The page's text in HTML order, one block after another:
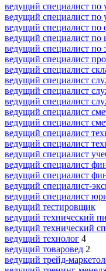
ведущий специалист по
ведущий специалист по
ведущий специалист
ведущий специалист по
ведущий специалист по
ведущий специалист
ведущий специалист
ведущий специалист
ведущий специалист
ведущий специалист
ведущий специалист
ведущий специалист
ведущий специалист
ведущий специалист
ведущий специалист
ведущий специалист
ведущий специалист
ведущий специалист-
ведущий специалист
ведущий тестировщик
ведущий технический
ведущий технический
ведущий технолог 4
ведущий товаровед 2
ведущий трейд-